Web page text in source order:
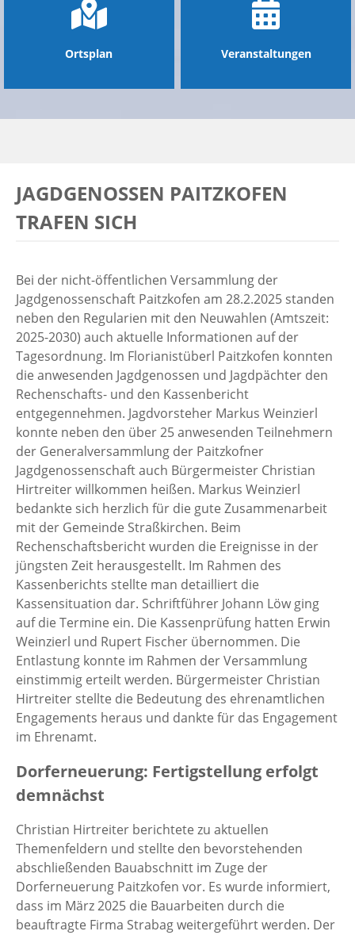
Ortsplan Veranstaltungen
JAGDGENOSSEN PAITZKOFEN
TRAFEN SICH
Bei der nicht-öffentlichen Versammlung der
Jagdgenossenschaft Paitzkofen am 28.2.2025 standen
neben den Regularien mit den Neuwahlen (Amtszeit:
2025-2030) auch aktuelle Informationen auf der
Tagesordnung. Im Florianistüberl Paitzkofen konnten
die anwesenden Jagdgenossen und Jagdpächter den
Rechenschafts- und den Kassenbericht
entgegennehmen. Jagdvorsteher Markus Weinzierl
konnte neben den über 25 anwesenden Teilnehmern
der Generalversammlung der Paitzkofner
Jagdgenossenschaft auch Bürgermeister Christian
Hirtreiter willkommen heißen. Markus Weinzierl
bedankte sich herzlich für die gute Zusammenarbeit
mit der Gemeinde Straßkirchen. Beim
Rechenschaftsbericht wurden die Ereignisse in der
jüngsten Zeit herausgestellt. Im Rahmen des
Kassenberichts stellte man detailliert die
Kassensituation dar. Schriftführer Johann Löw ging
auf die Termine ein. Die Kassenprüfung hatten Erwin
Weinzierl und Rupert Fischer übernommen. Die
Entlastung konnte im Rahmen der Versammlung
einstimmig erteilt werden. Bürgermeister Christian
Hirtreiter stellte die Bedeutung des ehrenamtlichen
Engagements heraus und dankte für das Engagement
im Ehrenamt.
Dorferneuerung: Fertigstellung erfolgt
demnächst
Christian Hirtreiter berichtete zu aktuellen
Themenfeldern und stellte den bevorstehenden
abschließenden Bauabschnitt im Zuge der
Dorferneuerung Paitzkofen vor. Es wurde informiert,
dass im März 2025 die Bauarbeiten durch die
beauftragte Firma Strabag weitergeführt werden. Der